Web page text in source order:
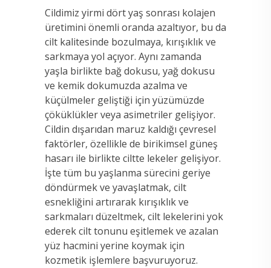
Cildimiz yirmi dört yaş sonrası kolajen
üretimini önemli oranda azaltıyor, bu da
cilt kalitesinde bozulmaya, kırışıklık ve
sarkmaya yol açıyor. Aynı zamanda
yaşla birlikte bağ dokusu, yağ dokusu
ve kemik dokumuzda azalma ve
küçülmeler geliştiği için yüzümüzde
çöküklükler veya asimetriler gelişiyor.
Cildin dışarıdan maruz kaldığı çevresel
faktörler, özellikle de birikimsel güneş
hasarı ile birlikte ciltte lekeler gelişiyor.
İşte tüm bu yaşlanma sürecini geriye
döndürmek ve yavaşlatmak, cilt
esnekliğini artırarak kırışıklık ve
sarkmaları düzeltmek, cilt lekelerini yok
ederek cilt tonunu eşitlemek ve azalan
yüz hacmini yerine koymak için
kozmetik işlemlere başvuruyoruz.